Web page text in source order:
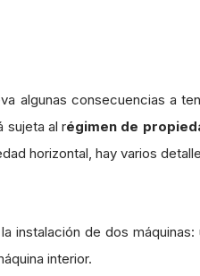
algunas consecuencias a
sujeta al régimen de
horizontal, hay varios
instalación de dos
interior.